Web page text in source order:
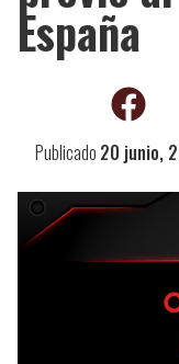
España
Publicado 20 junio,